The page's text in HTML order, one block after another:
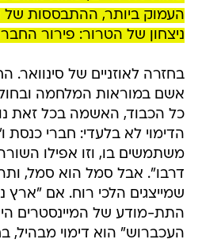
העמוק ביותר, ההתבססות של
ניצחון של הטרור: פירור
בחזרה לאוזניים של סינוואר.
אשם במוראות המלחמה
כל הכבוד, האשמה בכל זאת
הדימוי לא בלעדי: חברי כנסת
משתמשים בו, וזו אפילו
דרבו". אבל סמל הוא סמל,
שמייצגים הלכי רוח. אם "ארץ
התת-מודע של המיינסטרים
העכברוש" הוא דימוי מבהיל,